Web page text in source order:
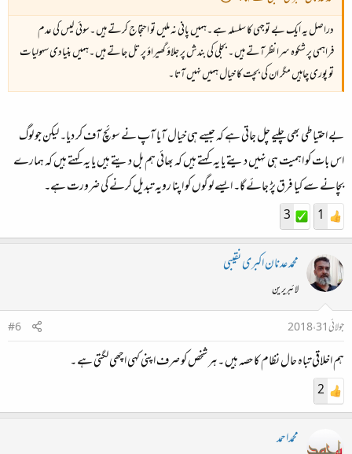
دراصل یہ ایک بے توجہی کا سلسلہ ہے ۔ہمیں پانی نہ ملیں تو احتجاج کرتے ہیں ۔سوئی گیس کی عدم
فراہمی پر شکوہ سرا نظر آتے ہیں ۔ بجلی کی بندش پر جلاؤ گھیراؤ پر تل جاتے ہیں ۔ہمیں بنیادی سہولیات
تو پوری چاہیں مگر ان کی بچت کا خیال ہمیں نہیں آتا ۔
بے احتیاطی بھی چلیے چل جاتی ہے کہ جیسے ہی خیال آیا آپ نے سوئچ آف کر دیا۔ لیکن جو لوگ
اس بات کو اہمیت ہی نہیں دیتے یا یہ کہتے ہیں کہ بھائی ہم بل دیتے ہیں یا یہ کہتے ہیں کہ ہمارے
بچانے سے کیا فرق پڑ جائے گا۔ ایسے لوگوں کو اپنا رویہ تبدیل کرنے کی ضرورت ہے۔
1
3
محمد عدنان اکبری نقیبی
لائبریرین
جولائی 31، 2018
#6
ہم اخلاقی تباہ حال نظام کا حصہ ہیں ۔ ہر شخص کو صرف اپنی کہی اچھی لگتی ہے ۔
2
محمداحمد